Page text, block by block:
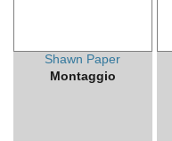
Shawn Paper
Montaggio